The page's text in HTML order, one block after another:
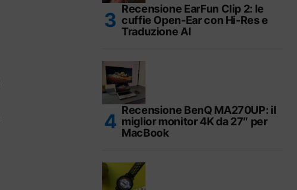
Recensione EarFun Clip 2: le
cuffie Open-Ear con Hi-Res e
Traduzione AI
Recensione BenQ MA270UP: il
miglior monitor 4K da 27″ per
MacBook